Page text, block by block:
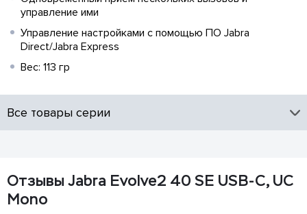
управление ими
Управление настройками с помощью ПО Jabra
Direct/Jabra Express
Вес: 113 гр
Все товары серии
Отзывы Jabra Evolve2 40 SE USB-C, UC
Mono